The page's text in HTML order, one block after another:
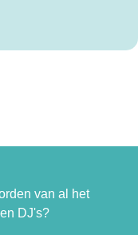
van al het
DJ's?